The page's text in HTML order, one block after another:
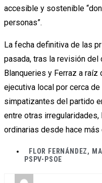
accesible y sostenible
personas”.
La fecha definitiva de las
pasada, tras la revisión
Blanqueries y Ferraz a raíz
ejecutiva local por cerca
simpatizantes del partido
entre otras
ordinarias desde hace más
FLOR FERNÁNDEZ,
PSPV-PSOE